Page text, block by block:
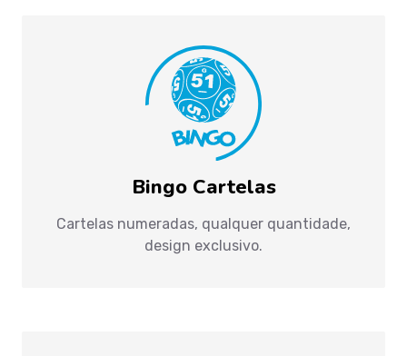
Bingo Cartelas
Cartelas numeradas, qualquer quantidade,
design exclusivo.